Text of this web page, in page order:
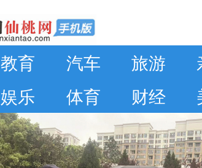
教育 汽车 旅游
娱乐 体育 财经